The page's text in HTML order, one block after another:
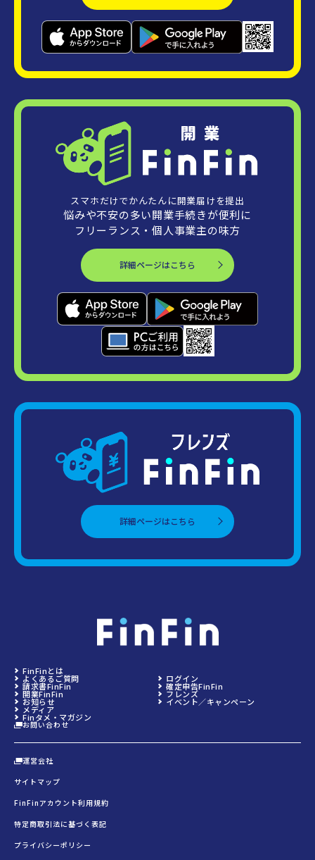
スマホだけでかんたんに開業届けを提出
悩みや不安の多い開業手続きが便利に
フリーランス・個人事業主の味方
詳細ページはこちら
詳細ページはこちら
FinFinとは
よくあるご質問 ログイン
請求書FinFin 確定申告FinFin
開業FinFin フレンズ
お知らせ イベント／キャンペーン
メディア
Finタメ・マガジン
お問い合わせ
運営会社
サイトマップ
FinFinアカウント利用規約
特定商取引法に基づく表記
プライバシーポリシー